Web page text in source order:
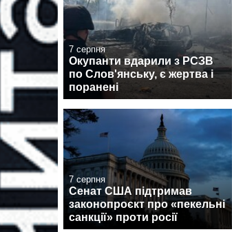
7 серпня
Окупанти вдарили з РСЗВ
по Слов'янську, є жертва і
поранені
7 серпня
Сенат США підтримав
законопроєкт про «пекельні
санкції» проти росії